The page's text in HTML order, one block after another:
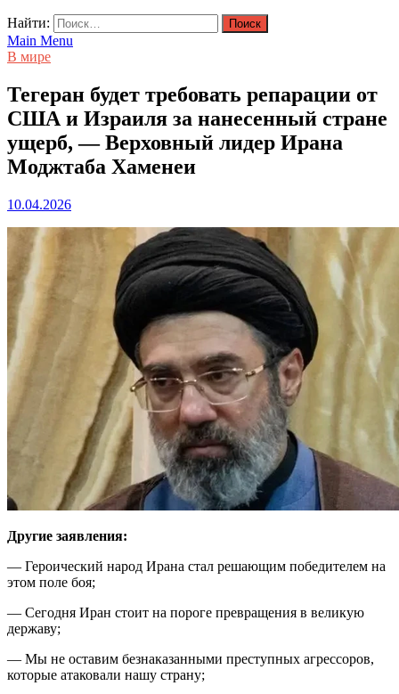
Найти:
Main Menu
В мире
Тегеран будет требовать репарации от
США и Израиля за нанесенный стране
ущерб, — Верховный лидер Ирана
Моджтаба Хаменеи
10.04.2026
Другие заявления:
— Героический народ Ирана стал решающим победителем на
этом поле боя;
— Сегодня Иран стоит на пороге превращения в великую
державу;
— Мы не оставим безнаказанными преступных агрессоров,
которые атаковали нашу страну;